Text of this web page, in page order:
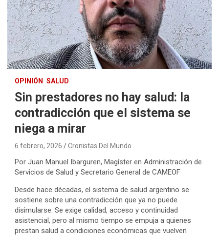
OPINIÓN SALUD
Sin prestadores no hay salud: la
contradicción que el sistema se
niega a mirar
6 febrero, 2026 Cronistas Del Mundo
Por Juan Manuel Ibarguren, Magíster en Administración de
Servicios de Salud y Secretario General de CAMEOF
Desde hace décadas, el sistema de salud argentino se
sostiene sobre una contradicción que ya no puede
disimularse. Se exige calidad, acceso y continuidad
asistencial, pero al mismo tiempo se empuja a quienes
prestan salud a condiciones económicas que vuelven